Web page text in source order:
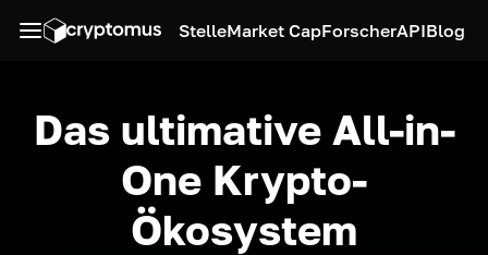
StelleMarket CapForscherAPIBlog
Das ultimative All-in-
One Krypto-
Ökosystem